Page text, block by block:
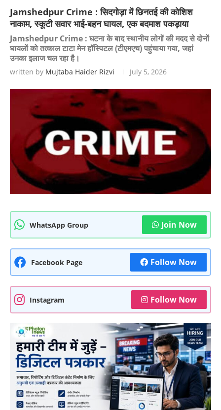
Jamshedpur Crime : सिदगोड़ा में छिनतई की कोशिश
नाकाम, स्कूटी सवार भाई-बहन घायल, एक बदमाश पकड़ाया
Jamshedpur Crime : घटना के बाद स्थानीय लोगों की मदद से दोनों
घायलों को तत्काल टाटा मेन हॉस्पिटल (टीएमएच) पहुंचाया गया, जहां
उनका इलाज चल रहा है।
written by Mujtaba Haider Rizvi July 5, 2026
WhatsApp Group Join Now
Facebook Page Follow Now
Instagram Follow Now